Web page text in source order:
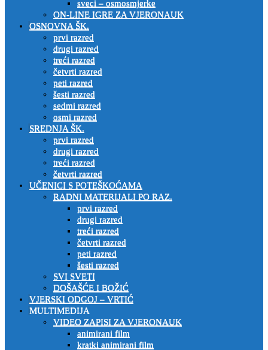
sveci – osmosmjerke
ON-LINE IGRE ZA VJERONAUK
OSNOVNA ŠK.
prvi razred
drugi razred
treći razred
četvrti razred
peti razred
šesti razred
sedmi razred
osmi razred
SREDNJA ŠK.
prvi razred
drugi razred
treći razred
četvrti razred
UČENICI S POTEŠKOĆAMA
RADNI MATERIJALI PO RAZ.
prvi razred
drugi razred
treći razred
četvrti razred
peti razred
šesti razred
SVI SVETI
DOŠAŠĆE I BOŽIĆ
VJERSKI ODGOJ – VRTIĆ
MULTIMEDIJA
VIDEO ZAPISI ZA VJERONAUK
animirani film
kratki animirani film